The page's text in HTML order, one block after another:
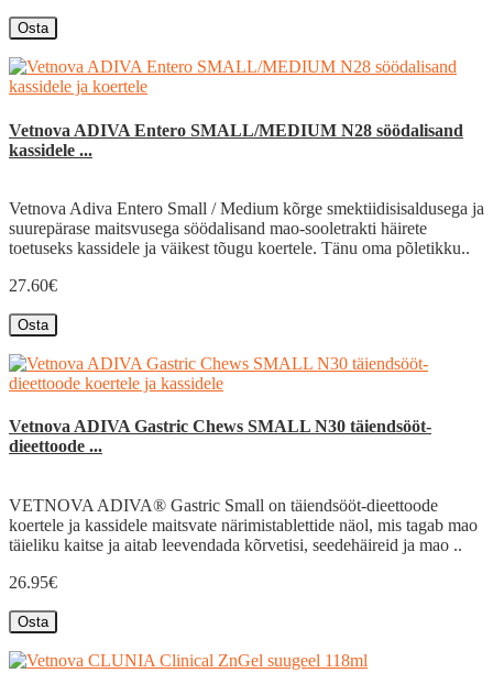
Osta
Vetnova ADIVA Entero SMALL/MEDIUM N28 söödalisand
kassidele ...
Vetnova Adiva Entero Small / Medium kõrge smektiidisisaldusega ja
suurepärase maitsvusega söödalisand mao-sooletrakti häirete
toetuseks kassidele ja väikest tõugu koertele. Tänu oma põletikku..
27.60€
Osta
Vetnova ADIVA Gastric Chews SMALL N30 täiendsööt-
dieettoode ...
VETNOVA ADIVA® Gastric Small on täiendsööt-dieettoode
koertele ja kassidele maitsvate närimistablettide näol, mis tagab mao
täieliku kaitse ja aitab leevendada kõrvetisi, seedehäireid ja mao ..
26.95€
Osta